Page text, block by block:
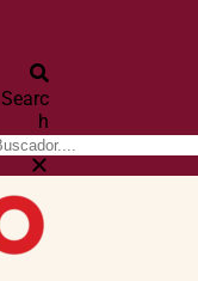
Searc
h